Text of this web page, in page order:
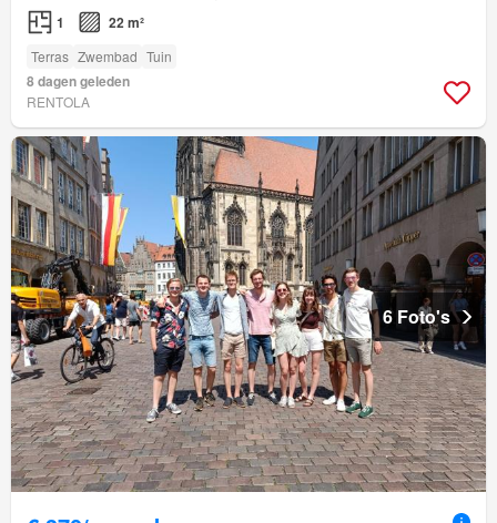
1 22 m²
Terras Zwembad Tuin
8 dagen geleden
RENTOLA
6 Foto's